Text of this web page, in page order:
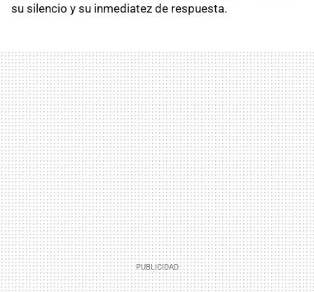
su silencio y su inmediatez de respuesta.